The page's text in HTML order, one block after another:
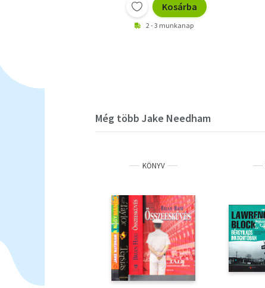
Kosárba
2 - 3 munkanap
Még több Jake Needham
KÖNYV